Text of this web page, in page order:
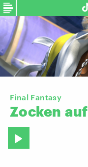
Final Fantasy
Zocken auf